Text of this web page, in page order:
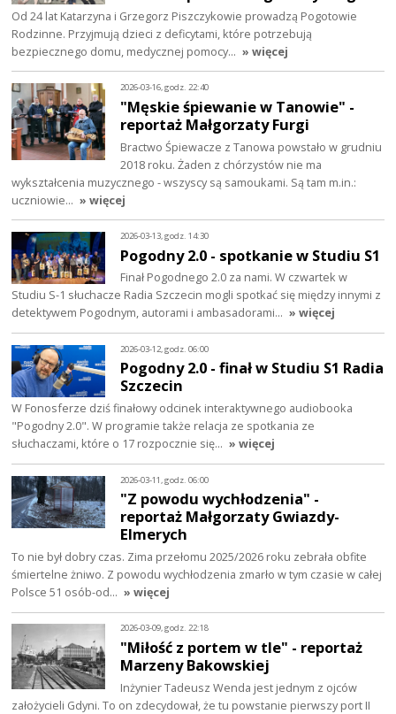
Od 24 lat Katarzyna i Grzegorz Piszczykowie prowadzą Pogotowie
Rodzinne. Przyjmują dzieci z deficytami, które potrzebują
bezpiecznego domu, medycznej pomocy… » więcej
2026-03-16, godz. 22:40
"Męskie śpiewanie w Tanowie" -
reportaż Małgorzaty Furgi
Bractwo Śpiewacze z Tanowa powstało w grudniu
2018 roku. Żaden z chórzystów nie ma
wykształcenia muzycznego - wszyscy są samoukami. Są tam m.in.:
uczniowie… » więcej
2026-03-13, godz. 14:30
Pogodny 2.0 - spotkanie w Studiu S1
Finał Pogodnego 2.0 za nami. W czwartek w
Studiu S-1 słuchacze Radia Szczecin mogli spotkać się między innymi z
detektywem Pogodnym, autorami i ambasadorami… » więcej
2026-03-12, godz. 06:00
Pogodny 2.0 - finał w Studiu S1 Radia
Szczecin
W Fonosferze dziś finałowy odcinek interaktywnego audiobooka
"Pogodny 2.0". W programie także relacja ze spotkania ze
słuchaczami, które o 17 rozpocznie się… » więcej
2026-03-11, godz. 06:00
"Z powodu wychłodzenia" -
reportaż Małgorzaty Gwiazdy-
Elmerych
To nie był dobry czas. Zima przełomu 2025/2026 roku zebrała obfite
śmiertelne żniwo. Z powodu wychłodzenia zmarło w tym czasie w całej
Polsce 51 osób-od… » więcej
2026-03-09, godz. 22:18
"Miłość z portem w tle" - reportaż
Marzeny Bakowskiej
Inżynier Tadeusz Wenda jest jednym z ojców
założycieli Gdyni. To on zdecydował, że tu powstanie pierwszy port II